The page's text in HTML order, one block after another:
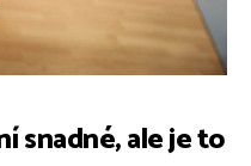
snadné, ale je to